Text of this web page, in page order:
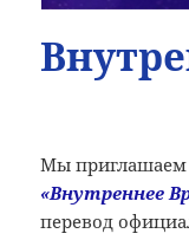
Мы приглашаем
«Внутреннее
перевод